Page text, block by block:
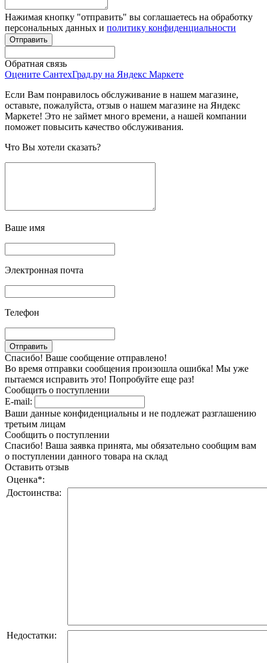
Нажимая кнопку "отправить" вы соглашаетесь на обработку
персональных данных и политику конфиденциальности
Обратная связь
Оцените СантехГрад.ру на Яндекс Маркете
Если Вам понравилось обслуживание в нашем магазине,
оставьте, пожалуйста, отзыв о нашем магазине на Яндекс
Маркете! Это не займет много времени, а нашей компании
поможет повысить качество обслуживания.
Что Вы хотели сказать?
Ваше имя
Электронная почта
Телефон
Спасибо! Ваше сообщение отправлено!
Во время отправки сообщения произошла ошибка! Мы уже
пытаемся исправить это! Попробуйте еще раз!
Сообщить о поступлении
E-mail:
Ваши данные конфиденциальны и не подлежат разглашению
третьим лицам
Сообщить о поступлении
Спасибо! Ваша заявка принята, мы обязательно сообщим вам
о поступлении данного товара на склад
Оставить отзыв
Оценка*:
Достоинства:
Недостатки: